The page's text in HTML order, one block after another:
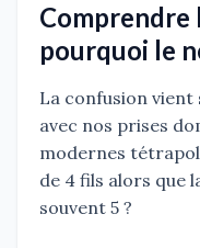
Comprendre
pourquoi le
La confusion
avec nos prises
modernes
de 4 fils alors que
souvent 5 ?